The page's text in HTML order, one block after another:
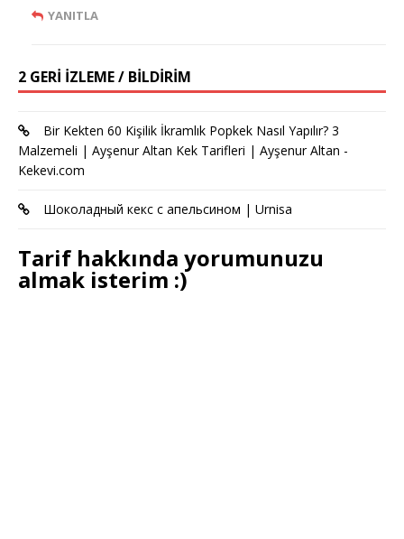
YANITLA
2 GERI IZLEME / BILDIRIM
Bir Kekten 60 Kişilik İkramlık Popkek Nasıl Yapılır? 3
Malzemeli | Ayşenur Altan Kek Tarifleri | Ayşenur Altan -
Kekevi.com
Шоколадный кекс с апельсином | Urnisa
Tarif hakkında yorumunuzu
almak isterim :)